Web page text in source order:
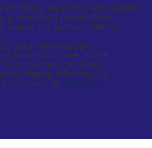
kontakty ze strony eq system
o własnych produktach i
wskazany numer telefonu.
pod formularzem,
dane osobowe, które
w granicach, na które
Więcej informacji o
w